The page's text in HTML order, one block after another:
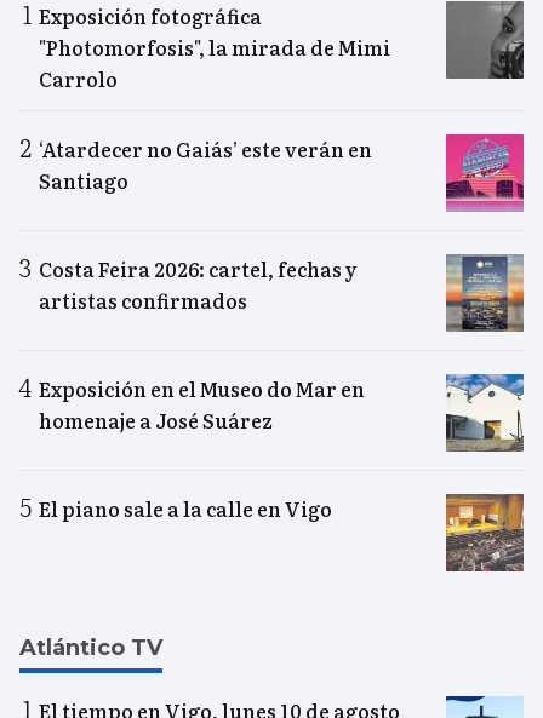
Exposición fotográfica
"Photomorfosis", la mirada de Mimi
Carrolo
‘Atardecer no Gaiás’ este verán en
Santiago
Costa Feira 2026: cartel, fechas y
artistas confirmados
Exposición en el Museo do Mar en
homenaje a José Suárez
El piano sale a la calle en Vigo
Atlántico TV
El tiempo en Vigo, lunes 10 de agosto